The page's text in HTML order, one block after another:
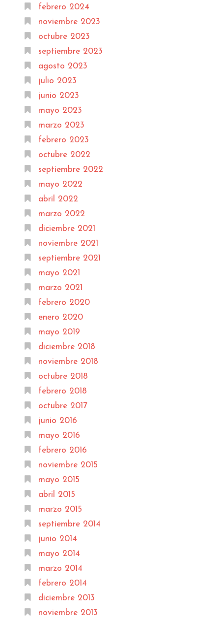
febrero 2024
noviembre 2023
octubre 2023
septiembre 2023
agosto 2023
julio 2023
junio 2023
mayo 2023
marzo 2023
febrero 2023
octubre 2022
septiembre 2022
mayo 2022
abril 2022
marzo 2022
diciembre 2021
noviembre 2021
septiembre 2021
mayo 2021
marzo 2021
febrero 2020
enero 2020
mayo 2019
diciembre 2018
noviembre 2018
octubre 2018
febrero 2018
octubre 2017
junio 2016
mayo 2016
febrero 2016
noviembre 2015
mayo 2015
abril 2015
marzo 2015
septiembre 2014
junio 2014
mayo 2014
marzo 2014
febrero 2014
diciembre 2013
noviembre 2013